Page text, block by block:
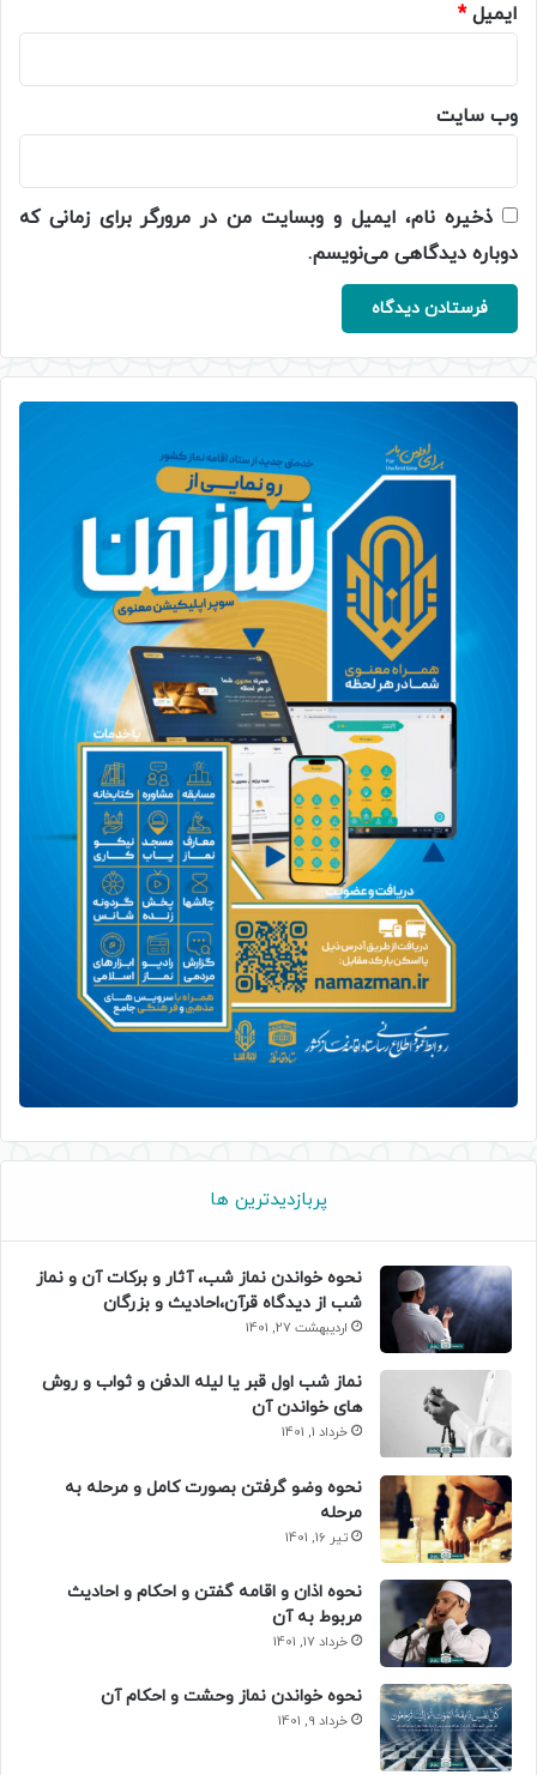
ایمیل*
وب‌ سایت
ذخیره نام، ایمیل و وبسایت من در مرورگر برای زمانی که
دوباره دیدگاهی می‌نویسم.
پربازدیدترین ها
نحوه خواندن نماز شب، آثار و برکات آن و نماز
شب از دیدگاه قرآن،احادیث و بزرگان
اردیبهشت 27, 1401
نماز شب اول قبر یا لیله الدفن و ثواب و روش
های خواندن آن
خرداد 1, 1401
نحوه وضو گرفتن بصورت کامل و مرحله به
مرحله
تیر 16, 1401
نحوه اذان و اقامه گفتن و احکام و احادیث
مربوط به آن
خرداد 17, 1401
نحوه خواندن نماز وحشت و احکام آن
خرداد 9, 1401